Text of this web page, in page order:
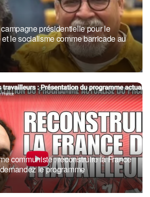
présidentielle pour le
le socialisme comme barricade au
communiste : reconstruire la France
le programme